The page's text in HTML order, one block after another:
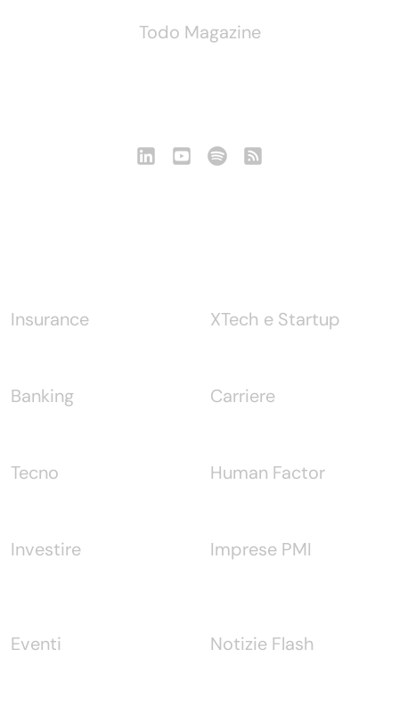
Todo Magazine
Insurance
Banking
Tecno
Investire
XTech e Startup
Carriere
Human Factor
Imprese PMI
Eventi Notizie Flash